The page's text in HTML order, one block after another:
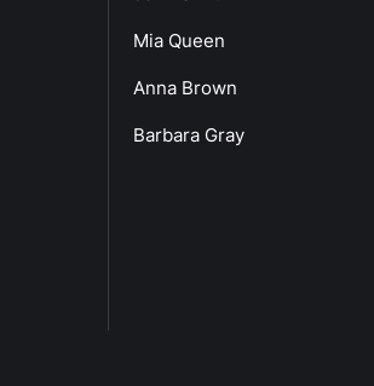
Mia Queen
Anna Brown
Barbara Gray